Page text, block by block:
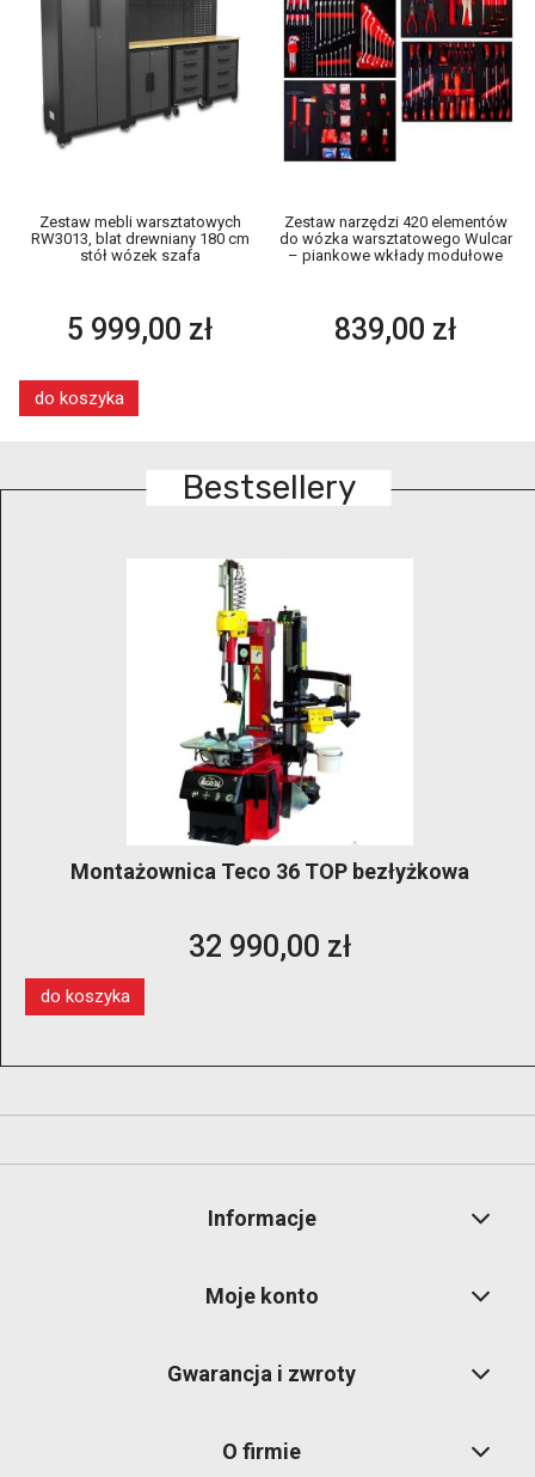
Zestaw mebli warsztatowych
RW3013, blat drewniany 180 cm
stół wózek szafa
5 999,00 zł
do koszyka
Zestaw narzędzi 420 elementów
do wózka warsztatowego Wulcar
– piankowe wkłady modułowe
839,00 zł
Bestsellery
GRUBBER KónigStiger –bezłyżkowa
kół 14″–28″ z dwoma ramionami pomocniczymi i
windą koła
13 350,00 zł
do koszyka
Informacje
Moje konto
Gwarancja i zwroty
O firmie